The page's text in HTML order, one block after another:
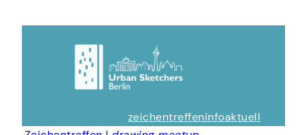
zeichentreffeninfoaktuell